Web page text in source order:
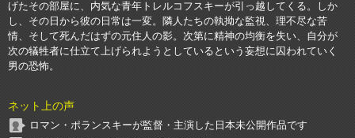
げたその部屋に、内気な青年トレルコフスキーが引っ越してくる。しか
し、その日から彼の日常は一変。隣人たちの執拗な監視、理不尽な苦
情、そして死んだはずの元住人の影。次第に精神の均衡を失い、自分が
次の犠牲者に仕立て上げられようとしているという妄想に囚われていく
男の恐怖。
ネット上の声
ロマン・ポランスキーが監督・主演した日本未公開作品です